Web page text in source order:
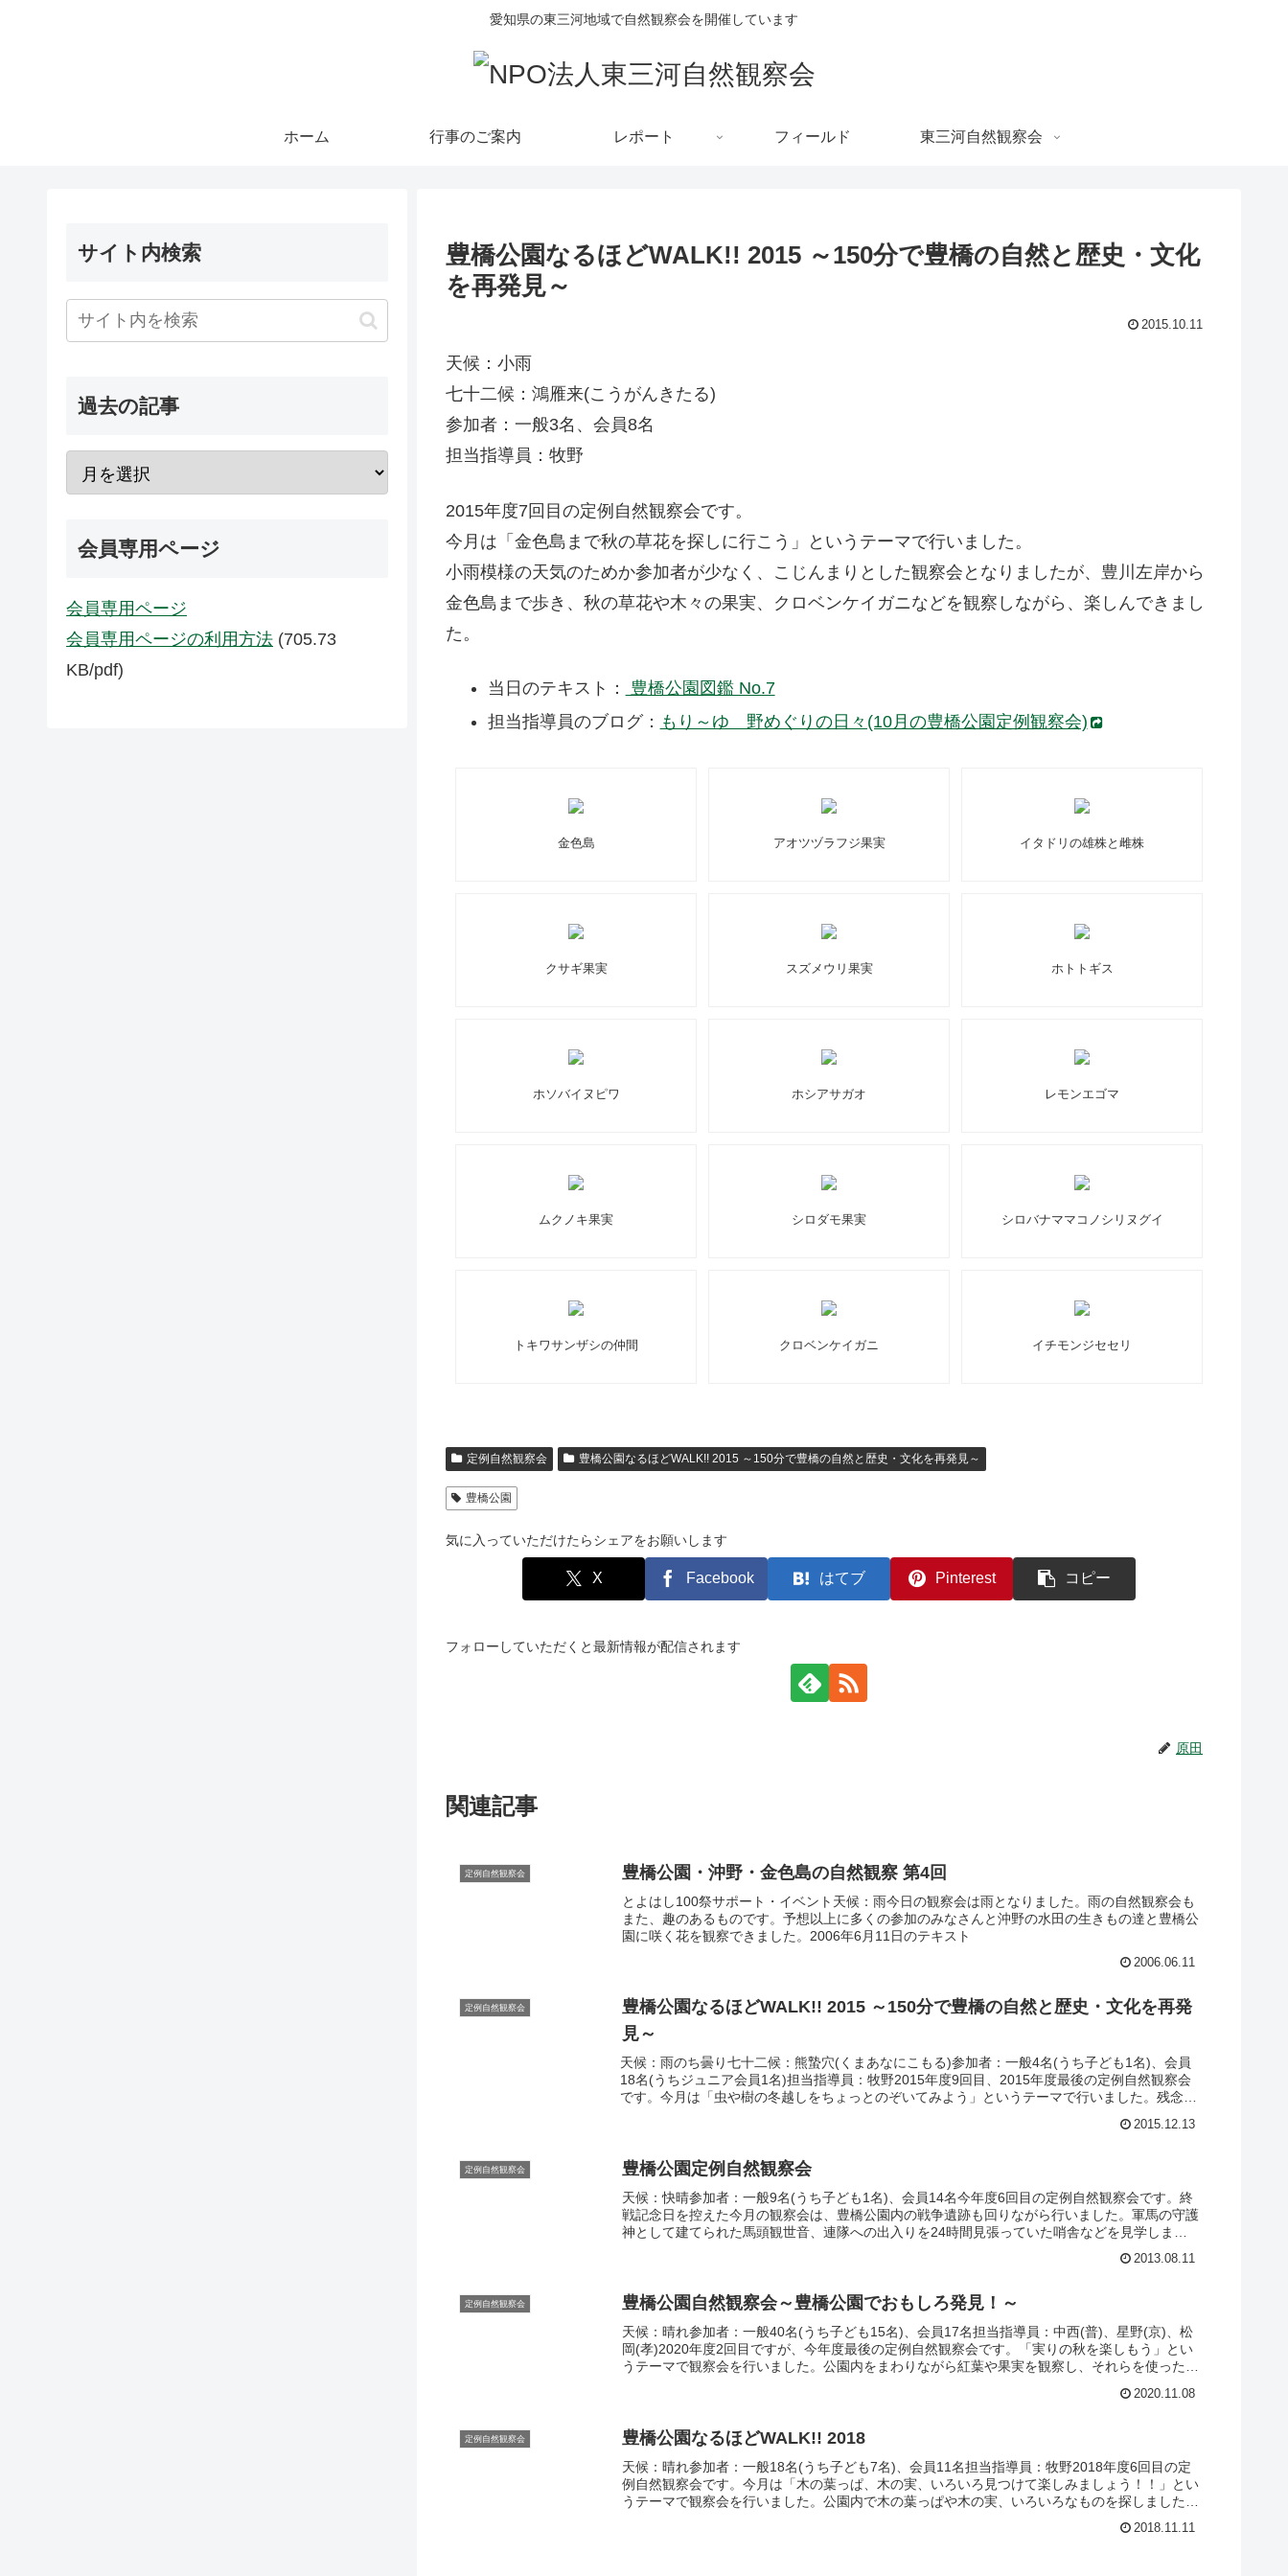
愛知県の東三河地域で自然観察会を開催しています
ホーム 行事のご案内 レポート フィールド 東三河自然観察会
豊橋公園なるほどWALK!! 2015 ～150分で豊橋の自然と歴史・文化
を再発見～
2015.10.11
天候：小雨
七十二候：鴻雁来(こうがんきたる)
参加者：一般3名、会員8名
担当指導員：牧野
2015年度7回目の定例自然観察会です。
今月は「金色島まで秋の草花を探しに行こう」というテーマで行いました。
小雨模様の天気のためか参加者が少なく、こじんまりとした観察会となりましたが、豊川左岸から
金色島まで歩き、秋の草花や木々の果実、クロベンケイガニなどを観察しながら、楽しんできまし
た。
当日のテキスト：
豊橋公園図鑑 No.7
担当指導員のブログ： もり～ゆ 野めぐりの日々(10月の豊橋公園定例観察会)
金色島 アオツヅラフジ果実 イタドリの雄株と雌株
クサギ果実 スズメウリ果実 ホトトギス
ホソバイヌピワ ホシアサガオ レモンエゴマ
ムクノキ果実 シロダモ果実 シロバナママコノシリヌグイ
トキワサンザシの仲間 クロベンケイガニ イチモンジセセリ
定例自然観察会 豊橋公園なるほどWALK!! 2015 ～150分で豊橋の自然と歴史・文化を再発見～
豊橋公園
気に入っていただけたらシェアをお願いします
X Facebook はてブ Pinterest コピー
フォローしていただくと最新情報が配信されます
原田
関連記事
定例自然観察会 豊橋公園・沖野・金色島の自然観察 第4回
とよはし100祭サポート・イベント天候：雨今日の観察会は雨となりました。雨の自然観察会も
また、趣のあるものです。予想以上に多くの参加のみなさんと沖野の水田の生きもの達と豊橋公
園に咲く花を観察できました。2006年6月11日のテキスト
2006.06.11
定例自然観察会
豊橋公園なるほどWALK!! 2015 ～150分で豊橋の自然と歴史・文化を再発
見～
天候：雨のち曇り七十二候：熊蟄穴(くまあなにこもる)参加者：一般4名(うち子ども1名)、会員
18名(うちジュニア会員1名)担当指導員：牧野2015年度9回目、2015年度最後の定例自然観察会
です。今月は「虫や樹の冬越しをちょっとのぞいてみよう」というテーマで行いました。残念な
2015.12.13
定例自然観察会 豊橋公園定例自然観察会
天候：快晴参加者：一般9名(うち子ども1名)、会員14名今年度6回目の定例自然観察会です。終
戦記念日を控えた今月の観察会は、豊橋公園内の戦争遺跡も回りながら行いました。軍馬の守護
神として建てられた馬頭観世音、連隊への出入りを24時間見張っていた哨舎などを見学しまし
2013.08.11
定例自然観察会 豊橋公園自然観察会～豊橋公園でおもしろ発見！～
天候：晴れ参加者：一般40名(うち子ども15名)、会員17名担当指導員：中西(普)、星野(京)、松
岡(孝)2020年度2回目ですが、今年度最後の定例自然観察会です。「実りの秋を楽しもう」とい
うテーマで観察会を行いました。公園内をまわりながら紅葉や果実を観察し、それらを使った
2020.11.08
定例自然観察会 豊橋公園なるほどWALK!! 2018
天候：晴れ参加者：一般18名(うち子ども7名)、会員11名担当指導員：牧野2018年度6回目の定
例自然観察会です。今月は「木の葉っぱ、木の実、いろいろ見つけて楽しみましょう！！」とい
うテーマで観察会を行いました。公園内で木の葉っぱや木の実、いろいろなものを探しました。
2018.11.11
サイト内検索
過去の記事
会員専用ページ
会員専用ページ
会員専用ページの利用方法 (705.73
KB/pdf)